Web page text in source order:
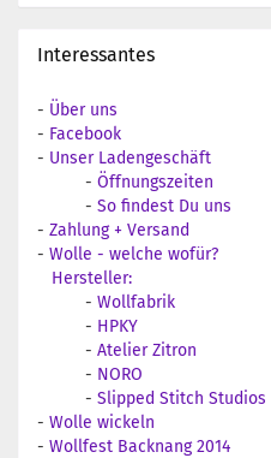
Interessantes
- Über uns
- Facebook
- Unser Ladengeschäft
- Öffnungszeiten
- So findest Du uns
- Zahlung + Versand
- Wolle - welche wofür?
Hersteller:
- Wollfabrik
- HPKY
- Atelier Zitron
- NORO
- Slipped Stitch Studios
- Wolle wickeln
- Wollfest Backnang 2014